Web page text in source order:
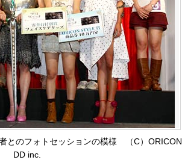
とのフォトセッションの模様 （C）ORICON
DD inc.